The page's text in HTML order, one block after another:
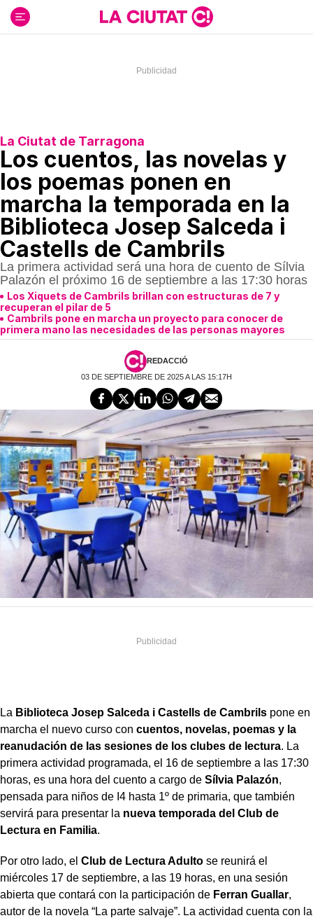
contenido
La Ciutat de Tarragona
Los cuentos, las novelas y
los poemas ponen en
marcha la temporada en la
Biblioteca Josep Salceda i
Castells de Cambrils
La primera actividad será una hora de cuento de Sílvia
Palazón el próximo 16 de septiembre a las 17:30 horas
Los Xiquets de Cambrils brillan con estructuras de 7 y
recuperan el pilar de 5
Cambrils pone en marcha un proyecto para conocer de
primera mano las necesidades de las personas mayores
REDACCIÓ
03 DE SEPTIEMBRE DE 2025 A LAS 15:17H
La Biblioteca Josep Salceda i Castells de Cambrils pone en
marcha el nuevo curso con cuentos, novelas, poemas y la
reanudación de las sesiones de los clubes de lectura. La
primera actividad programada, el 16 de septiembre a las 17:30
horas, es una hora del cuento a cargo de Sílvia Palazón,
pensada para niños de I4 hasta 1º de primaria, que también
servirá para presentar la nueva temporada del Club de
Lectura en Familia.
Por otro lado, el Club de Lectura Adulto se reunirá el
miércoles 17 de septiembre, a las 19 horas, en una sesión
abierta que contará con la participación de Ferran Guallar,
autor de la novela “La parte salvaje”. La actividad cuenta con la